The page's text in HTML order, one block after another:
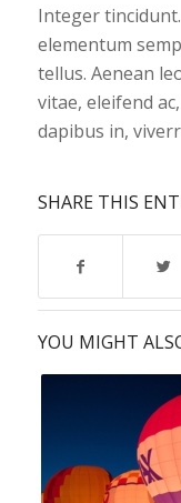
Integer
elementum
tellus. Aenean
vitae, eleifend
dapibus in,
SHARE THIS
YOU MIGHT